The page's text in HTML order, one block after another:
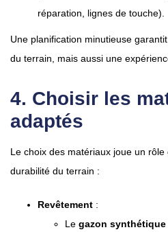
réparation, lignes de touche).
Une planification minutieuse
du terrain, mais aussi une
4. Choisir les
adaptés
Le choix des matériaux joue un
durabilité du terrain :
Revêtement :
Le gazon synthétique